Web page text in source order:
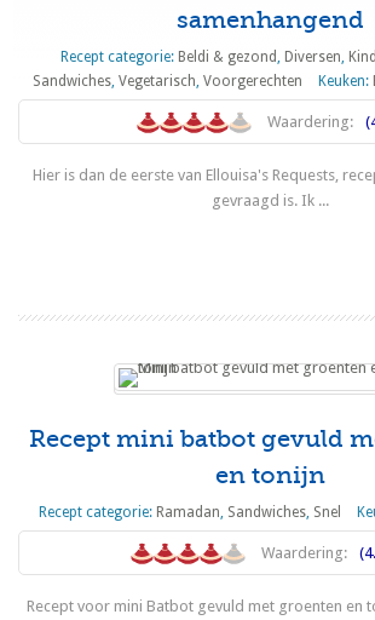
samenhangend
Recept categorie: Beldi & gezond, Diversen,
Sandwiches,Vegetarisch,Voorgerechten Keuken:
Waardering:
Hier is dan de eerste van Ellouisa's Requests,
gevraagd is. Ik ...
Recept mini batbot gevuld
en tonijn
Recept categorie: Ramadan, Sandwiches, Snel
Waardering:
Recept voor mini Batbot gevuld met groenten en